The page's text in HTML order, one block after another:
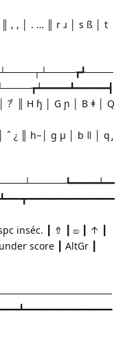
, , │ . … ║ r ɹ │ s ß │ t
? ̉ ║ H ɧ │ G ɲ │ B ǂ │ Q
ˆ ¿ ║ h ̵ │ g µ │ b ǁ │ q
inséc. ┃ ⇮ ┃ ⎄ ┃ ↑ ┃
score ┃ AltGr ┃